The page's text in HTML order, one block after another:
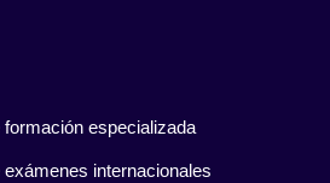
especializada
internacionales